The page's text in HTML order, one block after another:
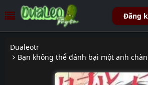
Đăng
Dualeotr
Bạn không thể đánh bại một anh